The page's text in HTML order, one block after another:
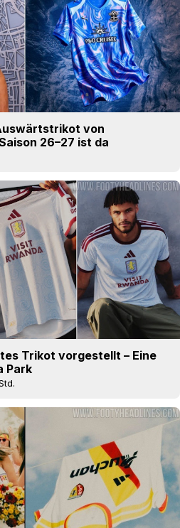
von
26–27 ist da
Trikot vorgestellt – Eine
Park